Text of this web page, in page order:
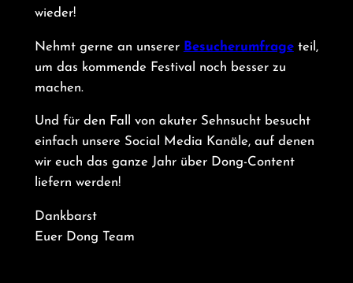
wieder!
Nehmt gerne an unserer Besucherumfrageteil,
um das kommende Festival noch besser zu
machen.
Und für den Fall von akuter Sehnsucht besucht
einfach unsere Social Media Kanäle, auf denen
wir euch das ganze Jahr über Dong-Content
liefern werden!
Dankbarst
Euer Dong Team